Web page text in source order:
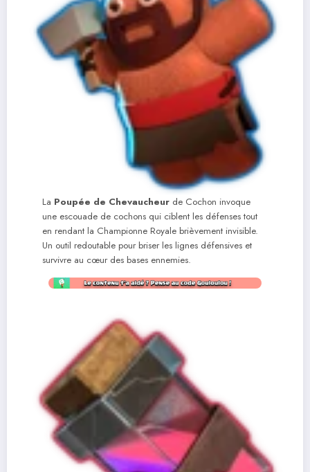
La Poupée de Chevaucheur de Cochon invoque
une escouade de cochons qui ciblent les défenses tout
en rendant la Championne Royale brièvement invisible.
Un outil redoutable pour briser les lignes défensives et
survivre au cœur des bases ennemies.